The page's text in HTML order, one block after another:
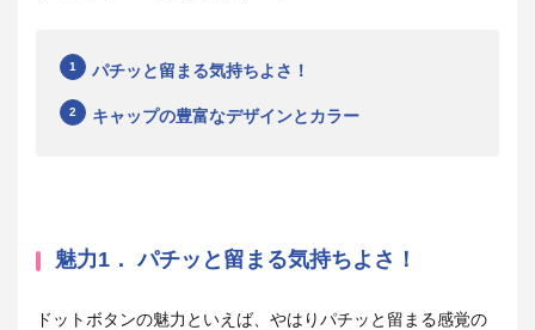
パチッと留まる気持ちよさ！
キャップの豊富なデザインとカラー
魅力1． パチッと留まる気持ちよさ！
ドットボタンの魅力といえば、やはりパチッと留まる感覚の